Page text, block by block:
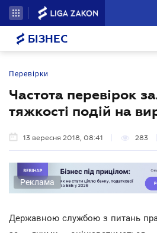
БІЗНЕС
Перевірки
Частота перевірок
тяжкості подій на
13 вересня 2018, 08:41 283
Реклама
Державною службою з питань